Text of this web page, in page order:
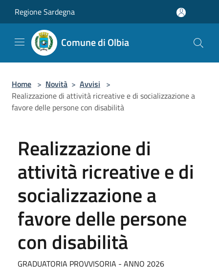
Regione Sardegna
Comune di Olbia
Home > Novità > Avvisi >
Realizzazione di attività ricreative e di socializzazione a
favore delle persone con disabilità
Realizzazione di
attività ricreative e di
socializzazione a
favore delle persone
con disabilità
GRADUATORIA PROVVISORIA - ANNO 2026